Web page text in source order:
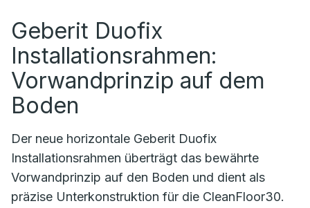
Geberit Duofix
Installationsrahmen:
Vorwandprinzip auf dem
Boden
Der neue horizontale Geberit Duofix
Installationsrahmen überträgt das bewährte
Vorwandprinzip auf den Boden und dient als
präzise Unterkonstruktion für die CleanFloor30.